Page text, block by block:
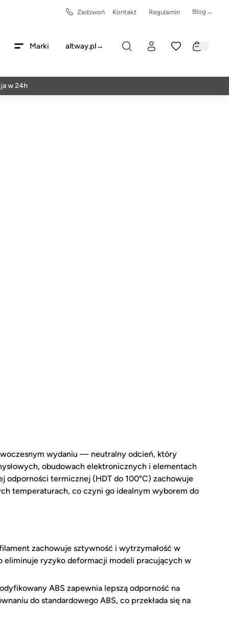
Zadzwoń Kontakt Regulamin Blog→
Marki altway.pl→
wydaniu — neutralny odcień, który
obudowach elektronicznych i elementach
odporności termicznej (HDT do 100°C) zachowuje
temperaturach, co czyni go idealnym wyborem do
zachowuje sztywność i wytrzymałość w
ryzyko deformacji modeli pracujących w
ABS zapewnia lepszą odporność na
do standardowego ABS, co przekłada się na